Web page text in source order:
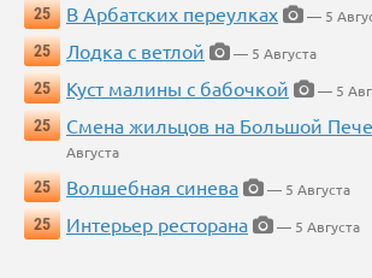
25
В Арбатских переулках
— 5
25
Лодка с ветлой
— 5 Августа
25
Куст малины с бабочкой
— 5
25
Смена жильцов на Большой
Августа
25
Волшебная синева
— 5 Августа
25
Интерьер ресторана — 5 Августа